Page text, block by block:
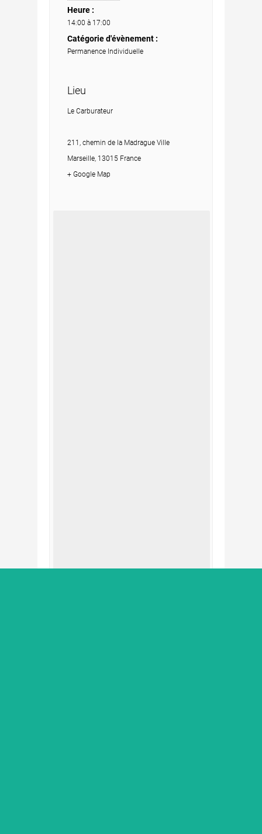
Heure :
14:00 à 17:00
Catégorie d'évènement :
Permanence Individuelle
Lieu
Le Carburateur
211, chemin de la Madrague Ville
Marseille, 13015 France
+ Google Map